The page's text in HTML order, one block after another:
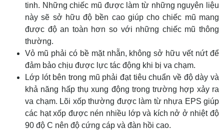
tinh. Những chiếc mũ được làm từ những nguyên liệu
này sẽ sở hữu độ bền cao giúp cho chiếc mũ mang
được độ an toàn hơn so với những chiếc mũ thông
thường.
Vỏ mũ phải có bề mặt nhẵn, không sở hữu vết nứt để
đảm bảo chịu được lực tác động khi bị va chạm.
Lớp lót bên trong mũ phải đạt tiêu chuẩn về độ dày và
khả năng hấp thụ xung động trong trường hợp xảy ra
va chạm. Lõi xốp thường được làm từ nhựa EPS giúp
các hạt xốp được nén nhiều lớp và kích nở ở nhiệt độ
90 độ C nên độ cứng cáp và đàn hồi cao.